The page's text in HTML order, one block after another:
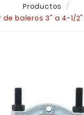
Productos
baleros 3" a 4-1/2"